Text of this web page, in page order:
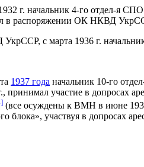
г. начальник 4-го отдел-я
в распоряжении ОК НКВД
с марта 1936 г.
1937 года начальник 10-го
принимал участие в допросах
(все осуждены к ВМН в июне
блока», участвуя в допросах